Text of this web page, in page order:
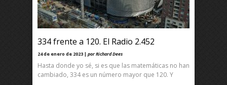
334 frente a 120. El Radio 2.452
24 de enero de 2023 | por Richard Dees
Hasta donde yo sé, si es que las matemáticas no han
cambiado, 334 es un número mayor que 120. Y